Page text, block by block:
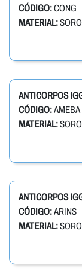
CÓDIGO:CONG
MATERIAL:SORO
ANTICORPOS
CÓDIGO:AMEBA
MATERIAL:SORO
ANTICORPOS
CÓDIGO:ARINS
MATERIAL:SORO